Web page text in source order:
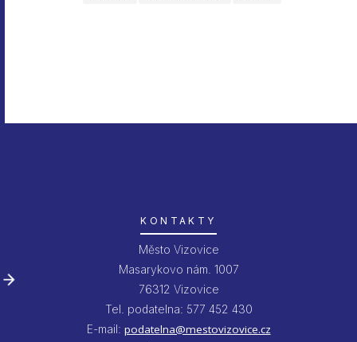
KONTAKTY
Město Vizovice
Masarykovo nám. 1007
76312 Vizovice
Tel. podatelna: 577 452 430
E-mail: podatelna@mestovizovice.cz